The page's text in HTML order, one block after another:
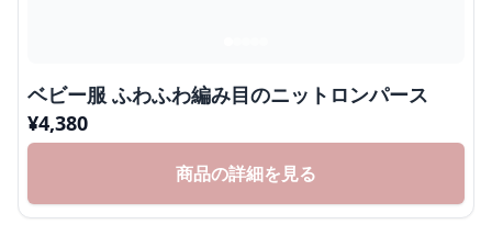
ベビー服 ふわふわ編み目のニットロンパース
¥4,380
商品の詳細を見る